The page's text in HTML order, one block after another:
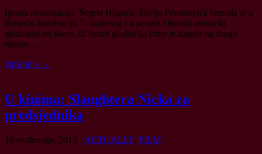
Igrana ekranizacija ‘Šegrta Hlapića’ Silvija Petranovića krenula je u
domaću distribuciju 7. studenog i u prvom vikendu ostvarila
gledanost od skoro 22 tisuće gledatelja čime je zasjela na drugo
mjesto…
Opširnije →
U kinima: Slaughtera Nicka za
predsjednika
18 studenoga, 2013 - ACTUALLY, FILM